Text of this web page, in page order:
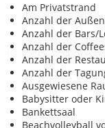
Am Privatstrand
Anzahl der
Anzahl der Bars/
Anzahl der
Anzahl der
Anzahl der
Ausgewiesene
Babysitter oder
Bankettsaal
Beachvolleyball